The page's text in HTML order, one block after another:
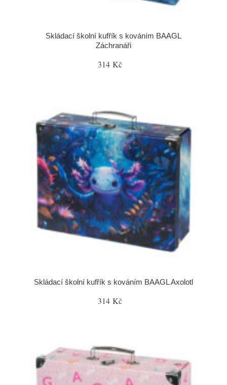
Skládací školní kufřík s kováním BAAGL
Záchranáři
314 Kč
Skládací školní kufřík s kováním BAAGL Axolotl
314 Kč